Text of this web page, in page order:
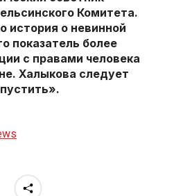
Комитета.
история о невинной
показатель более
с правами человека
Халыкова следует